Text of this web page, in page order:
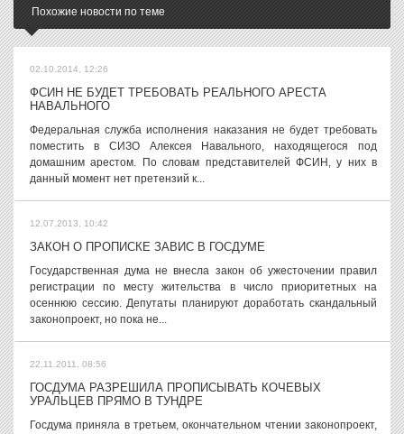
Похожие новости по теме
02.10.2014, 12:26
ФСИН НЕ БУДЕТ ТРЕБОВАТЬ РЕАЛЬНОГО АРЕСТА
НАВАЛЬНОГО
Федеральная служба исполнения наказания не будет требовать
поместить в СИЗО Алексея Навального, находящегося под
домашним арестом. По словам представителей ФСИН, у них в
данный момент нет претензий к...
12.07.2013, 10:42
ЗАКОН О ПРОПИСКЕ ЗАВИС В ГОСДУМЕ
Государственная дума не внесла закон об ужесточении правил
регистрации по месту жительства в число приоритетных на
осеннюю сессию. Депутаты планируют доработать скандальный
законопроект, но пока не...
22.11.2011, 08:56
ГОСДУМА РАЗРЕШИЛА ПРОПИСЫВАТЬ КОЧЕВЫХ
УРАЛЬЦЕВ ПРЯМО В ТУНДРЕ
Госдума приняла в третьем, окончательном чтении законопроект,